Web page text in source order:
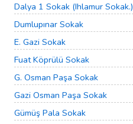
Dalya 1 Sokak (Ihlamur Sokak.)
Dumlupınar Sokak
E. Gazi Sokak
Fuat Köprülü Sokak
G. Osman Paşa Sokak
Gazi Osman Paşa Sokak
Gümüş Pala Sokak